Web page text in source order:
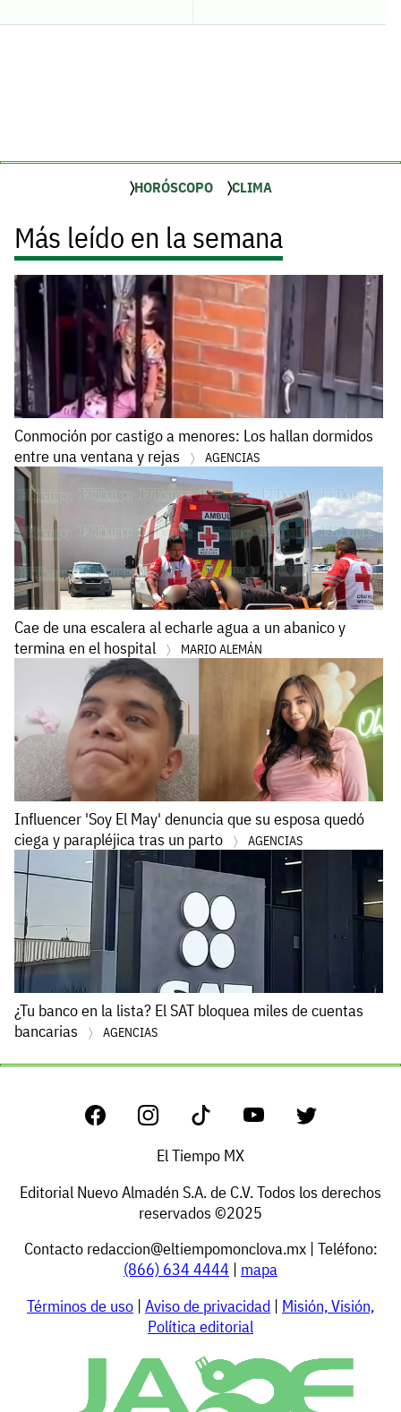
HORÓSCOPO CLIMA
Más leído en la semana
Conmoción por castigo a menores: Los hallan dormidos
entre una ventana y rejas
AGENCIAS
Cae de una escalera al echarle agua a un abanico y
termina en el hospital
MARIO ALEMÁN
Influencer 'Soy El May' denuncia que su esposa quedó
ciega y parapléjica tras un parto
AGENCIAS
¿Tu banco en la lista? El SAT bloquea miles de cuentas
bancarias
AGENCIAS
El Tiempo MX
Editorial Nuevo Almadén S.A. de C.V. Todos los derechos
reservados ©2025
Contacto redaccion@eltiempomonclova.mx| Teléfono:
(866) 634 4444 | mapa
Términos de uso | Aviso de privacidad | Misión, Visión,
Política editorial